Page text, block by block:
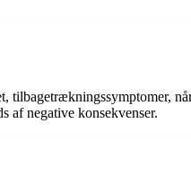
tilbagetrækningssymptomer,
af negative konsekvenser.